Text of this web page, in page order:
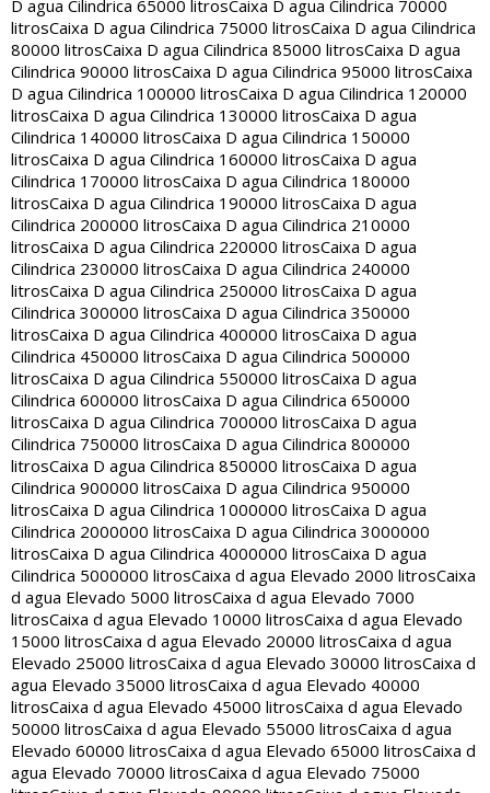
D agua Cilindrica 65000 litrosCaixa D agua Cilindrica 70000
litrosCaixa D agua Cilindrica 75000 litrosCaixa D agua Cilindrica
80000 litrosCaixa D agua Cilindrica 85000 litrosCaixa D agua
Cilindrica 90000 litrosCaixa D agua Cilindrica 95000 litrosCaixa
D agua Cilindrica 100000 litrosCaixa D agua Cilindrica 120000
litrosCaixa D agua Cilindrica 130000 litrosCaixa D agua
Cilindrica 140000 litrosCaixa D agua Cilindrica 150000
litrosCaixa D agua Cilindrica 160000 litrosCaixa D agua
Cilindrica 170000 litrosCaixa D agua Cilindrica 180000
litrosCaixa D agua Cilindrica 190000 litrosCaixa D agua
Cilindrica 200000 litrosCaixa D agua Cilindrica 210000
litrosCaixa D agua Cilindrica 220000 litrosCaixa D agua
Cilindrica 230000 litrosCaixa D agua Cilindrica 240000
litrosCaixa D agua Cilindrica 250000 litrosCaixa D agua
Cilindrica 300000 litrosCaixa D agua Cilindrica 350000
litrosCaixa D agua Cilindrica 400000 litrosCaixa D agua
Cilindrica 450000 litrosCaixa D agua Cilindrica 500000
litrosCaixa D agua Cilindrica 550000 litrosCaixa D agua
Cilindrica 600000 litrosCaixa D agua Cilindrica 650000
litrosCaixa D agua Cilindrica 700000 litrosCaixa D agua
Cilindrica 750000 litrosCaixa D agua Cilindrica 800000
litrosCaixa D agua Cilindrica 850000 litrosCaixa D agua
Cilindrica 900000 litrosCaixa D agua Cilindrica 950000
litrosCaixa D agua Cilindrica 1000000 litrosCaixa D agua
Cilindrica 2000000 litrosCaixa D agua Cilindrica 3000000
litrosCaixa D agua Cilindrica 4000000 litrosCaixa D agua
Cilindrica 5000000 litrosCaixa d agua Elevado 2000 litrosCaixa
d agua Elevado 5000 litrosCaixa d agua Elevado 7000
litrosCaixa d agua Elevado 10000 litrosCaixa d agua Elevado
15000 litrosCaixa d agua Elevado 20000 litrosCaixa d agua
Elevado 25000 litrosCaixa d agua Elevado 30000 litrosCaixa d
agua Elevado 35000 litrosCaixa d agua Elevado 40000
litrosCaixa d agua Elevado 45000 litrosCaixa d agua Elevado
50000 litrosCaixa d agua Elevado 55000 litrosCaixa d agua
Elevado 60000 litrosCaixa d agua Elevado 65000 litrosCaixa d
agua Elevado 70000 litrosCaixa d agua Elevado 75000